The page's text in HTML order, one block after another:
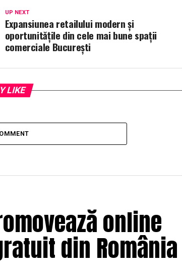
UP NEXT
Expansiunea retailului modern și
oportunitățile din cele mai bune spații
comerciale București
LIKE
online
din România